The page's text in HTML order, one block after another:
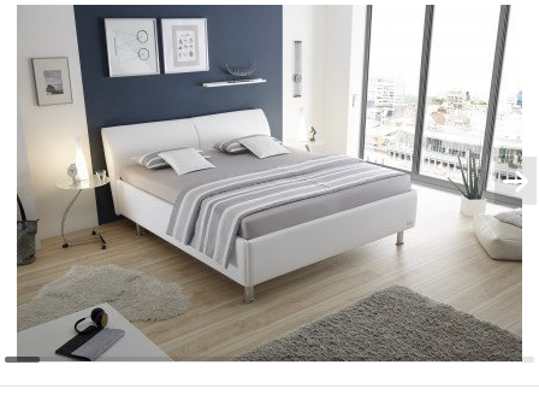
Polsterplaner
Möbel-
Konfigurator
0%
Finanzierung
Markenwelt
Letz-
Deals